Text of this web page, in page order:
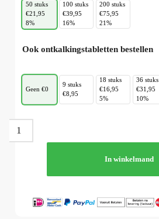
50 stuks
€21,95
8%
100 stuks
€39,95
16%
200 stuks
€75,95
21%
Ook ontkalkingstabletten bestellen
Geen €0
9 stuks
€8,95
18 stuks
€16,95
5%
36 stuks
€31,95
10%
In winkelmand